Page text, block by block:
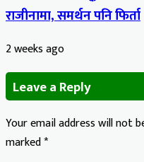
राजीनामा, समर्थन पनि फिर्ता
2 weeks ago
Leave a Reply
Your email address will not
marked*